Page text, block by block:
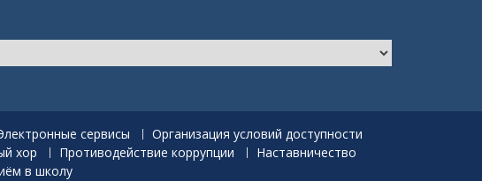
сервисы
Организация условий доступности
хор Противодействие коррупции
Наставничество
в школу